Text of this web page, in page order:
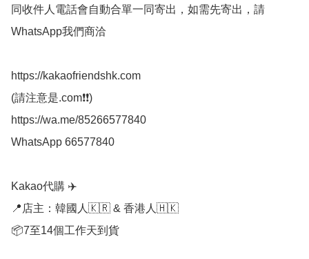
同收件人電話會自動合單一同寄出，如需先寄出，請
WhatsApp我們商洽
https://kakaofriendshk.com
(請注意是.com❗❗)
https://wa.me/85266577840
WhatsApp 66577840
Kakao代購 ✈️
📍店主：韓國人🇰🇷 & 香港人🇭🇰
📦7至14個工作天到貨